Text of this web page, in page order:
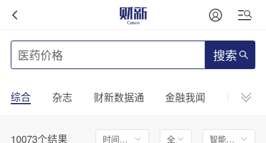
搜索
综合 杂志 财新数据通 金融我闻 财新
10073个结果 时间不限 全文 智能排序